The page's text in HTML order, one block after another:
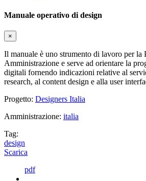
Manuale operativo di design
×
Il manuale è uno strumento di lavoro per la
Amministrazione e serve ad orientare la
digitali fornendo indicazioni relative al
research, al content design e alla user
Progetto: Designers Italia
Amministrazione: italia
Tag:
design
Scarica
pdf